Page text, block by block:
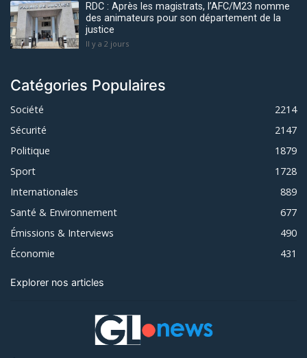
RDC : Après les magistrats, l’AFC/M23 nomme
des animateurs pour son département de la
justice
Il y a 2 jours
Catégories Populaires
Société
2214
Sécurité
2147
Politique
1879
Sport
1728
Internationales
889
Santé & Environnement
677
Émissions & Interviews
490
Économie
431
Explorer nos articles